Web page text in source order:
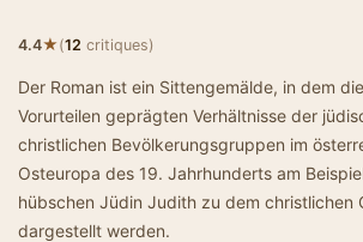
4.4★(12 critiques)
Der Roman ist ein Sittengemälde, in dem
Vorurteilen geprägten Verhältnisse der
christlichen Bevölkerungsgruppen im
Osteuropa des 19. Jahrhunderts am
hübschen Jüdin Judith zu dem christlichen
dargestellt werden.